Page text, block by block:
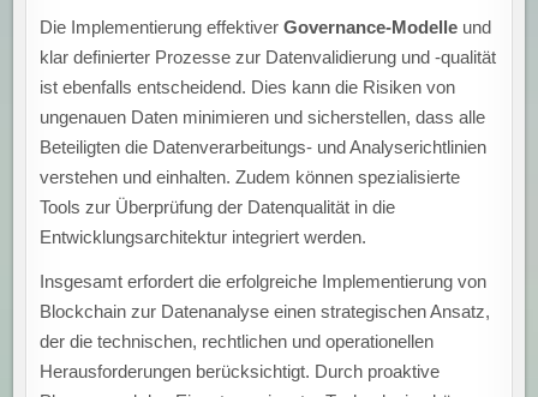
Die Implementierung effektiverGovernance-Modelle und
klar definierter Prozesse zur Datenvalidierung und -qualität
ist ebenfalls entscheidend. Dies kann die Risiken von
ungenauen Daten minimieren und sicherstellen, dass alle
Beteiligten die Datenverarbeitungs- und Analyserichtlinien
verstehen und einhalten. Zudem können spezialisierte
Tools zur Überprüfung der Datenqualität in die
Entwicklungsarchitektur integriert werden.
Insgesamt erfordert die erfolgreiche Implementierung von
Blockchain zur Datenanalyse einen strategischen Ansatz,
der die technischen, rechtlichen und operationellen
Herausforderungen berücksichtigt. Durch proaktive